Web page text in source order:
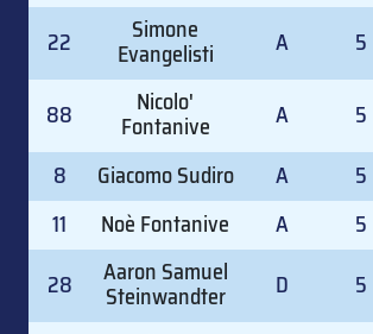
22 Simone
Evangelisti A 5
88 Nicolo'
Fontanive A 5
8
Giacomo Sudiro A 5
11
Noè Fontanive A 5
28
Aaron Samuel
Steinwandter D 5